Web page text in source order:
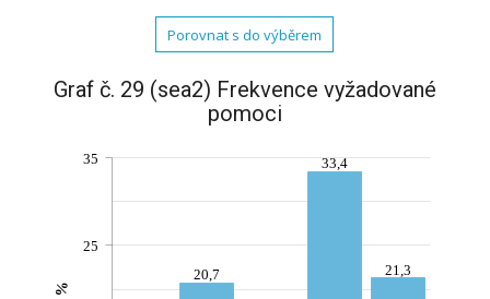
Porovnat s do výběrem
Graf č. 29 (sea2) Frekvence vyžadované
pomoci
20,7
33,4
21,3
25
35
%